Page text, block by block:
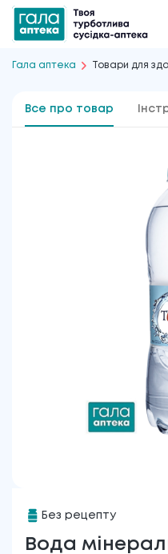
Гала аптека Товари для
Все про товар
Без рецепту
Вода